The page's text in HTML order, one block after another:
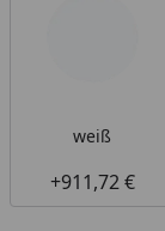
weiß
+911,72 €